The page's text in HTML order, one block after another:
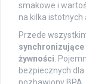
smakowe i
na kilka
Przede
żywności.
bezpiecznych